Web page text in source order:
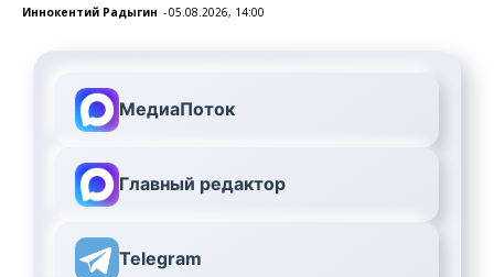
Иннокентий Радыгин -05.08.2026, 14:00
МедиаПоток
Главный редактор
Telegram